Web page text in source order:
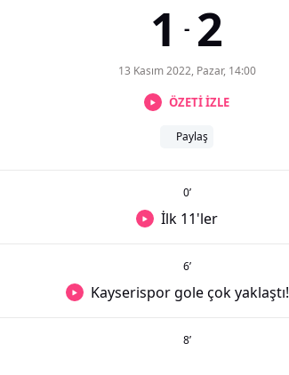
1 - 2
13 Kasım 2022, Pazar, 14:00
ÖZETİ İZLE
Paylaş
0’
İlk 11'ler
6’
Kayserispor gole çok yaklaştı!
8’